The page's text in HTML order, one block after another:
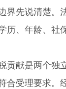
先说清楚。法
历、年龄、社
献是两个独立
合受理要求。